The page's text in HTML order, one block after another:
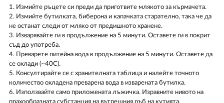
1. Измийте ръцете си преди да приготвите млякото за кърмачета.
2. Измийте бутилката, биберона и капачката старателно, така че да
не останат следи от мляко от предишното хранене.
3. Изварявайте ги в продължение на 5 минути. Оставете ги в покрит
съд до употреба.
4. Преварете питейна вода в продължение на 5 минути. Oставете да
се охлади (~40C).
5. Консултирайте се с хранителната таблица и налейте точното
количество охладена преварена вода в изварената бутилка.
6. Използвайте само приложената лъжичка. Изравните нивото на
прахообразната субстанция на вътрешния ръб на кутията.